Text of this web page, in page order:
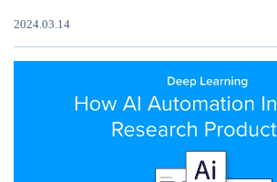
2024.03.14